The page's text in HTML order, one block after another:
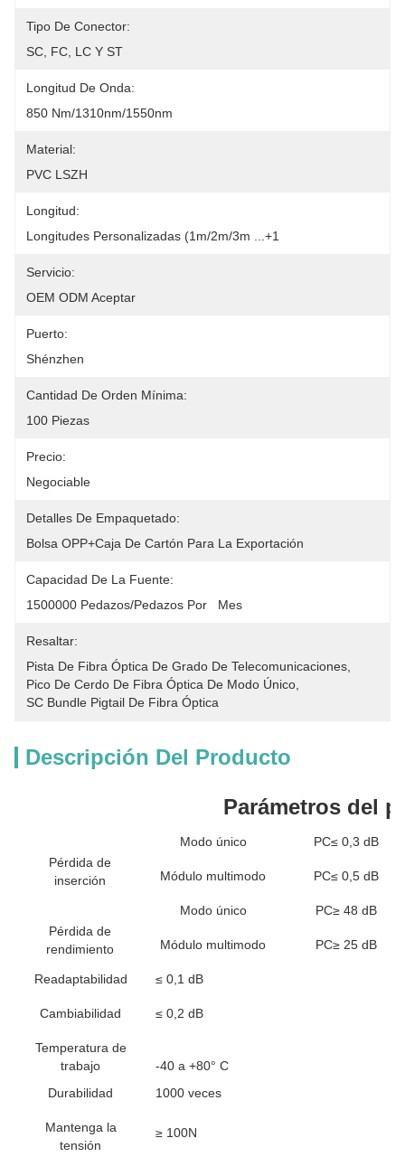
Tipo De Conector:
SC, FC, LC Y ST
Longitud De Onda:
850 Nm/1310nm/1550nm
Material:
PVC LSZH
Longitud:
Longitudes Personalizadas (1m/2m/3m ...+1
Servicio:
OEM ODM Aceptar
Puerto:
Shénzhen
Cantidad De Orden Mínima:
100 Piezas
Precio:
Negociable
Detalles De Empaquetado:
Bolsa OPP+Caja De Cartón Para La Exportación
Capacidad De La Fuente:
1500000 Pedazos/pedazos Por   Mes
Resaltar:
Pista De Fibra Óptica De Grado De Telecomunicaciones
Pico De Cerdo De Fibra Óptica De Modo Único
SC Bundle Pigtail De Fibra Óptica
Descripción Del Producto
Parámetros del
Pérdida de
inserción
Modo único PC≤ 0,3 dB
Módulo multimodo PC≤ 0,5 dB
Pérdida de
rendimiento
Modo único PC≥ 48 dB
Módulo multimodo PC≥ 25 dB
Readaptabilidad ≤ 0,1 dB
Cambiabilidad ≤ 0,2 dB
Temperatura de
trabajo
-40 a +80° C
Durabilidad
1000 veces
Mantenga la
tensión
≥ 100N